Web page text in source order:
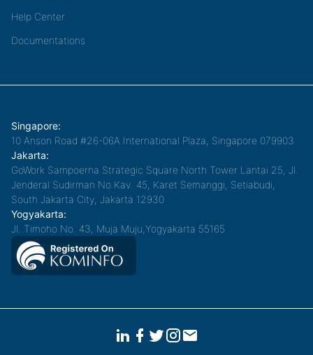
Help Center
Documentations
Singapore:
10 Anson Road #26-06A International Plaza, Singapore 079903
Jakarta:
GoWork Sampoerna Strategic Square North Tower Lantai 25, Jl.
Jenderal Sudirman No.Kav. 45, Karet Semanggi, Setiabudi,
South Jakarta City, Jakarta 12930
Yogyakarta:
Jl. Timoho No. 43, Muja Muju,Yogyakarta 55165